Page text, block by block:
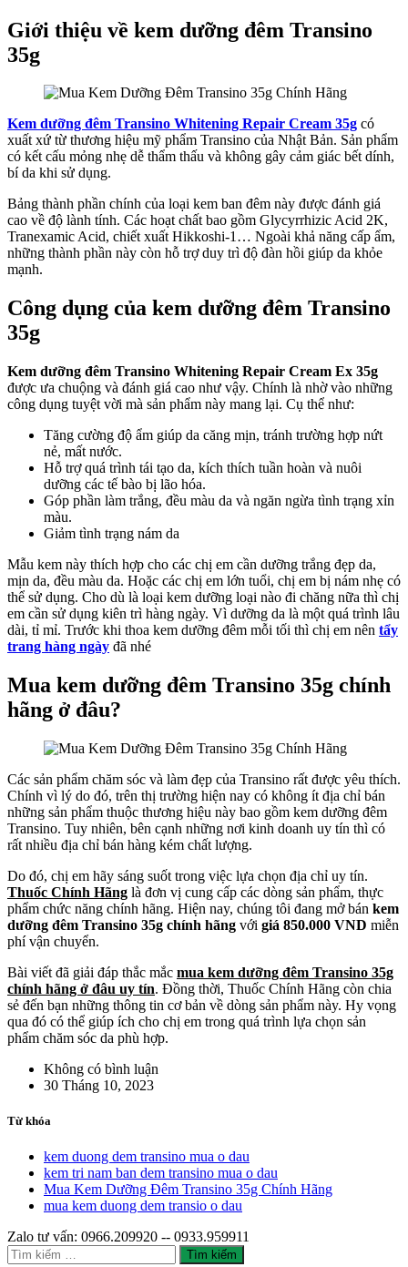
Giới thiệu về kem dưỡng đêm Transino
35g
Kem dưỡng đêm Transino Whitening Repair Cream 35g có
xuất xứ từ thương hiệu mỹ phẩm Transino của Nhật Bản. Sản phẩm
có kết cấu mỏng nhẹ dễ thẩm thấu và không gây cảm giác bết dính,
bí da khi sử dụng.
Bảng thành phần chính của loại kem ban đêm này được đánh giá
cao về độ lành tính. Các hoạt chất bao gồm Glycyrrhizic Acid 2K,
Tranexamic Acid, chiết xuất Hikkoshi-1… Ngoài khả năng cấp ẩm,
những thành phần này còn hỗ trợ duy trì độ đàn hồi giúp da khỏe
mạnh.
Công dụng của kem dưỡng đêm Transino
35g
Kem dưỡng đêm Transino Whitening Repair Cream Ex 35g
được ưa chuộng và đánh giá cao như vậy. Chính là nhờ vào những
công dụng tuyệt vời mà sản phẩm này mang lại. Cụ thể như:
Tăng cường độ ẩm giúp da căng mịn, tránh trường hợp nứt
nẻ, mất nước.
Hỗ trợ quá trình tái tạo da, kích thích tuần hoàn và nuôi
dưỡng các tế bào bị lão hóa.
Góp phần làm trắng, đều màu da và ngăn ngừa tình trạng xỉn
màu.
Giảm tình trạng nám da
Mẫu kem này thích hợp cho các chị em cần dưỡng trắng đẹp da,
mịn da, đều màu da. Hoặc các chị em lớn tuổi, chị em bị nám nhẹ có
thể sử dụng. Cho dù là loại kem dưỡng loại nào đi chăng nữa thì chị
em cần sử dụng kiên trì hàng ngày. Vì dưỡng da là một quá trình lâu
dài, tỉ mỉ. Trước khi thoa kem dưỡng đêm mỗi tối thì chị em nên tẩy
trang hàng ngày đã nhé
Mua kem dưỡng đêm Transino 35g chính
hãng ở đâu?
Các sản phẩm chăm sóc và làm đẹp của Transino rất được yêu thích.
Chính vì lý do đó, trên thị trường hiện nay có không ít địa chỉ bán
những sản phẩm thuộc thương hiệu này bao gồm kem dưỡng đêm
Transino. Tuy nhiên, bên cạnh những nơi kinh doanh uy tín thì có
rất nhiều địa chỉ bán hàng kém chất lượng.
Do đó, chị em hãy sáng suốt trong việc lựa chọn địa chỉ uy tín.
Thuốc Chính Hãng là đơn vị cung cấp các dòng sản phẩm, thực
phẩm chức năng chính hãng. Hiện nay, chúng tôi đang mở bán kem
dưỡng đêm Transino 35g chính hãng với giá 850.000 VND miễn
phí vận chuyển.
Bài viết đã giải đáp thắc mắc mua kem dưỡng đêm Transino 35g
chính hãng ở đâu uy tín. Đồng thời, Thuốc Chính Hãng còn chia
sẻ đến bạn những thông tin cơ bản về dòng sản phẩm này. Hy vọng
qua đó có thể giúp ích cho chị em trong quá trình lựa chọn sản
phẩm chăm sóc da phù hợp.
Không có bình luận
30 Tháng 10, 2023
Từ khóa
kem duong dem transino mua o dau
kem tri nam ban dem transino mua o dau
Mua Kem Dưỡng Đêm Transino 35g Chính Hãng
mua kem duong dem transio o dau
Zalo tư vấn: 0966.209920 -- 0933.959911
Tìm